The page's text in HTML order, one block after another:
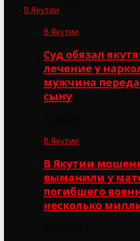
В Якутии
В Якутии
Суд обязал
лечение у
мужчина
сыну
В Якутии
В Якутии
выманили у
погибшего
несколько